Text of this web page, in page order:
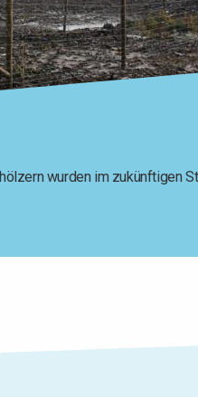
wurden im zukünftigen